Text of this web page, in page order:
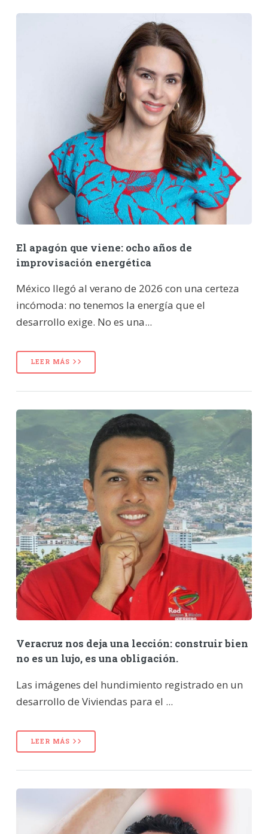
El apagón que viene: ocho años de
improvisación energética
México llegó al verano de 2026 con una certeza
incómoda: no tenemos la energía que el
desarrollo exige. No es una...
LEER MÁS
Veracruz nos deja una lección: construir bien
no es un lujo, es una obligación.
Las imágenes del hundimiento registrado en un
desarrollo de Viviendas para el ...
LEER MÁS